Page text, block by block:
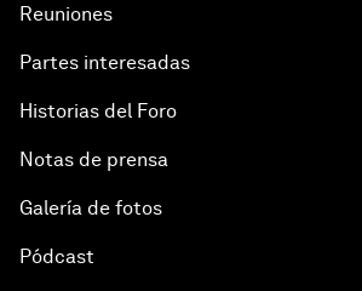
Reuniones
Partes interesadas
Historias del Foro
Notas de prensa
Galería de fotos
Pódcast